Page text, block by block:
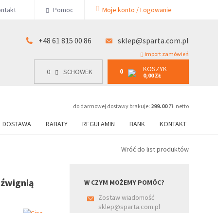
Pomoc Moje konto / Logowanie
+48 61 815 00 86 sklep@sparta.com.pl
import zamówień
0 SCHOWEK 0 KOSZYK
0,00 ZŁ
do darmowej dostawy brakuje: 299.00ZŁ netto
DOSTAWA RABATY REGULAMIN BANK KONTAKT
0 SCHOWEK 0 KOSZYK
0,00 ZŁ
00 86
Wróć do list produktów
W CZYM MOŻEMY POMÓC?
Zostaw wiadomość
sklep@sparta.com.pl